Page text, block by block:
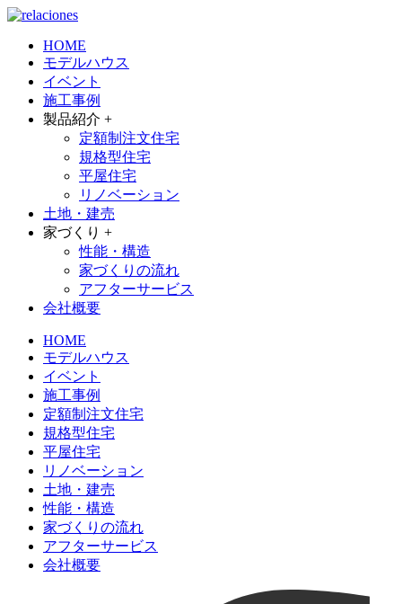
HOME
モデルハウス
イベント
施工事例
製品紹介 +
定額制注文住宅
規格型住宅
平屋住宅
リノベーション
土地・建売
家づくり +
性能・構造
家づくりの流れ
アフターサービス
会社概要
HOME
モデルハウス
イベント
施工事例
定額制注文住宅
規格型住宅
平屋住宅
リノベーション
土地・建売
性能・構造
家づくりの流れ
アフターサービス
会社概要